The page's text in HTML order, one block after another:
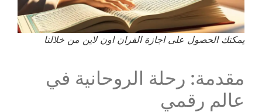
يمكنك الحصول على اجازة القران اون لاين من خلالنا
مقدمة: رحلة الروحانية في
عالم رقمي